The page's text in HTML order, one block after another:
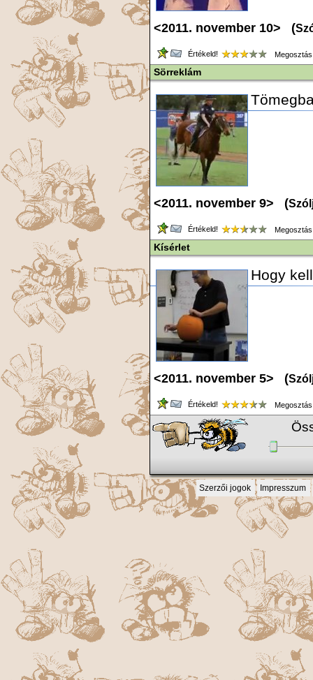
<2011. november 10> (
Értékeld!
Sörreklám
<2011. november 9> (
Értékeld!
Kísérlet
Hogy
<2011. november 5> (
Értékeld!
Szerzői jogok Impresszum